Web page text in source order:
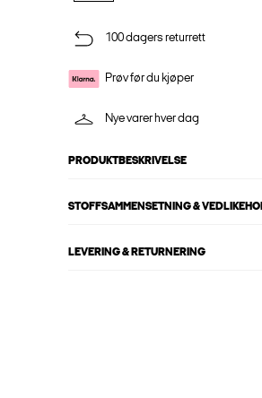
100 dagers returrett
Prøv før du kjøper
Nye varer hver dag
PRODUKTBESKRIVELSE
STOFFSAMMENSETNING &
LEVERING & RETURNERING